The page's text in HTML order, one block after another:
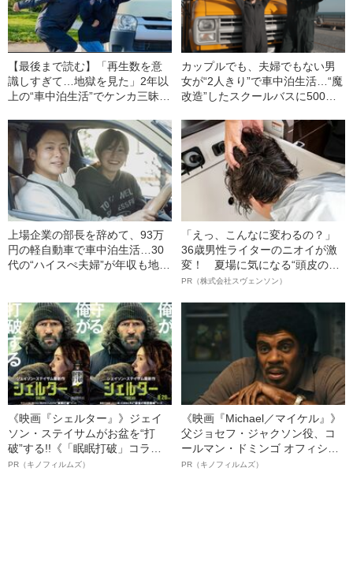
【最後まで読む】「再生数を意
識しすぎて…地獄を見た」2年以
上の“車中泊生活”でケンカ三昧…
それでも日本一周を続ける理由
カップルでも、夫婦でもない男
女が“2人きり”で車中泊生活…“魔
改造”したスクールバスに500日
車中泊のリアル
上場企業の部長を辞めて、93万
円の軽自動車で車中泊生活…30
代の“ハイスぺ夫婦”が年収も地位
「えっ、こんなに変わるの？」
36歳男性ライターのニオイが激
変！ 夏場に気になる“頭皮のニ
オイ”や“ベタつき”を解消す
ト”が生み出した徹底ケアとは
PR（株式会社スヴェンソン）
《映画『シェルター』》ジェイ
ソン・ステイサムがお盆を“打
破”する!!《「眠眠打破」コラ
ボ》
PR（キノフィルムズ）
《映画『Michael／マイケル』》
父ジョセフ・ジャクソン役、コ
ールマン・ドミンゴ オフィシャ
ルインタビュー“観客を魅了した
PR（キノフィルムズ）